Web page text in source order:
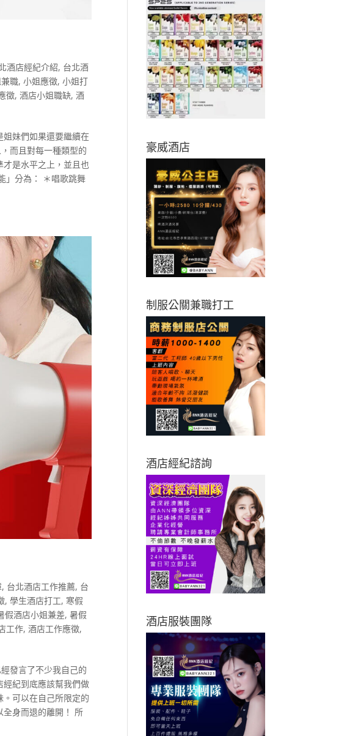
酒店經紀介紹, 台北酒
職,小姐應徵,小姐打
徵,酒店小姐職缺,酒
妹們如果還要繼續在
而且對每一種類型的
是水平之上，並且也
」分為： ＊唱歌跳舞
, 台北酒店工作推薦, 台
,學生酒店打工, 寒假
假酒店小姐兼差,暑假
工作,酒店工作應徵,
發言了不少我自己的
紀到底應該幫我們做
可以在自己所限定的
全身而退的離開！ 所
豪威酒店
制服公關兼職打工
酒店經紀諮詢
酒店服裝團隊